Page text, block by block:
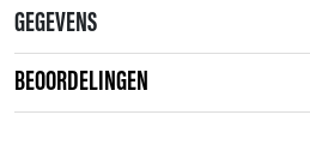
GEGEVENS
BEOORDELINGEN